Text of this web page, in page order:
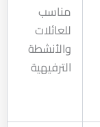
مناسب
للعائلات
والأنشطة
الترفيهية